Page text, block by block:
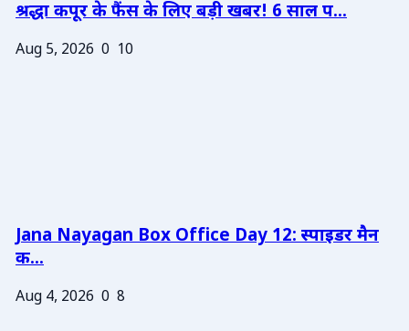
श्रद्धा कपूर के फैंस के लिए बड़ी खबर! 6 साल प...
Aug 5, 2026 0 10
Jana Nayagan Box Office Day 12: स्पाइडर मैन
क...
Aug 4, 2026 0 8